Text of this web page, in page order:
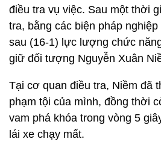
điều tra vụ việc. Sau một thời
tra, bằng các biện pháp
sau (16-1) lực lượng chức
giữ đối tượng Nguyễn Xuân
Tại cơ quan điều tra, Niềm đã
phạm tội của mình, đồng thời
vam phá khóa trong vòng 5
lái xe chạy mất.